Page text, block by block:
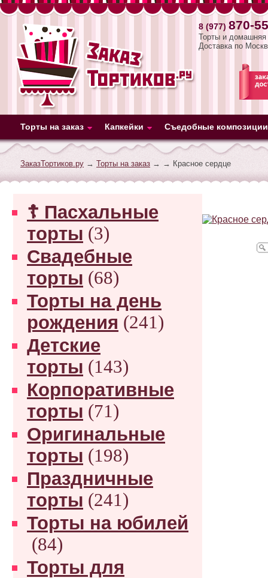
8 (977) 870-
Торты и домашняя
Доставка по
Торты на заказ Капкейки Съедобные композиции
ЗаказТортиков.ру → Торты на заказ → → Красное сердце
☦ Пасхальные
торты (3)
Свадебные
торты (68)
Торты на день
рождения (241)
Детские
торты (143)
Корпоративные
торты (71)
Оригинальные
торты (198)
Праздничные
торты (241)
Торты на юбилей
(84)
Торты для